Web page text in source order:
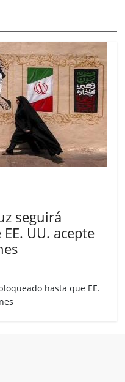
seguirá
UU. acepte
hasta que EE.